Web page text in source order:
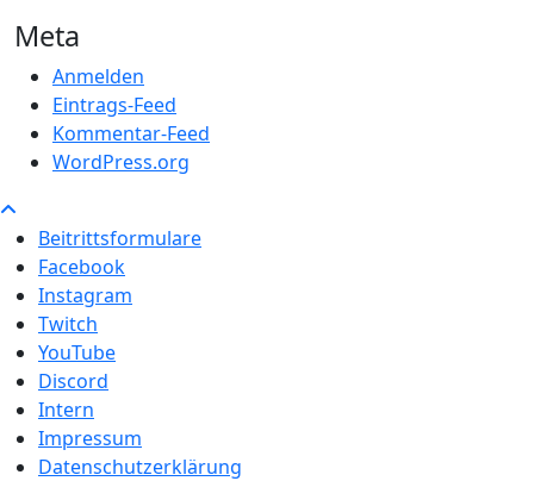
Meta
Anmelden
Eintrags-Feed
Kommentar-Feed
WordPress.org
Beitrittsformulare
Facebook
Instagram
Twitch
YouTube
Discord
Intern
Impressum
Datenschutzerklärung